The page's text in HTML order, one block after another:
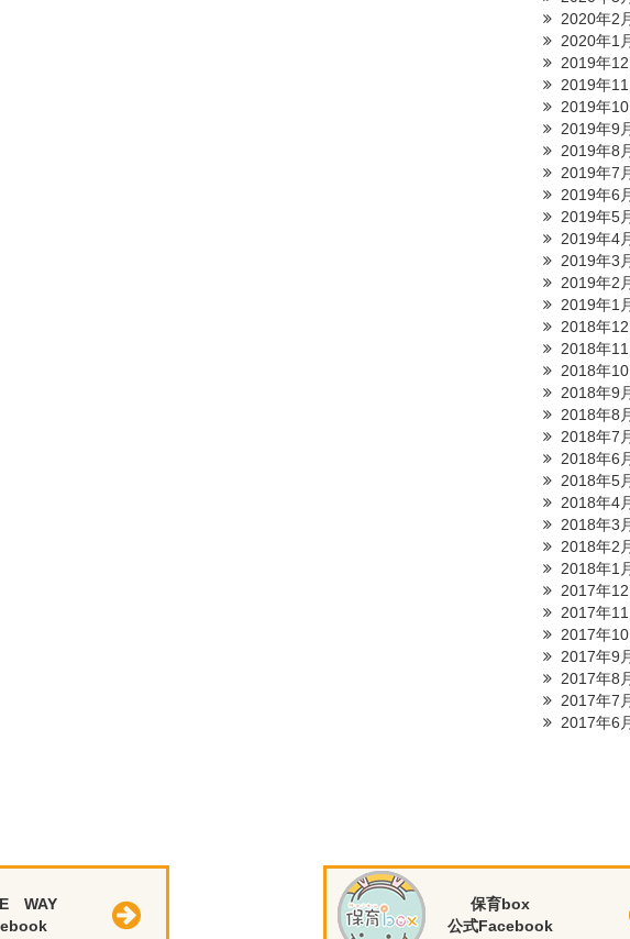
2020年2
2020年1
2019年12
2019年11
2019年10
2019年9
2019年8
2019年7
2019年6
2019年5
2019年4
2019年3
2019年2
2019年1
2018年12
2018年11
2018年10
2018年9
2018年8
2018年7
2018年6
2018年5
2018年4
2018年3
2018年2
2018年1
2017年12
2017年11
2017年10
2017年9
2017年8
2017年7
2017年6
WAY
保育box
公式Facebook